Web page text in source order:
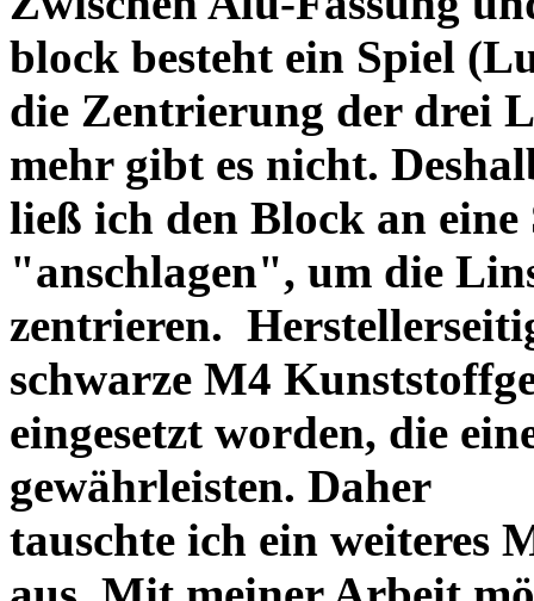
block besteht ein Spiel
die Zentrierung der drei
mehr gibt es nicht.
ließ ich den Block an eine
"anschlagen", um die
zentrieren.
schwarze M4
eingesetzt worden, die
gewährleisten. Daher
tauschte ich ein weiteres